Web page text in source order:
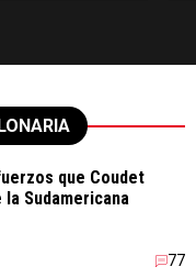
que Coudet
Sudamericana
77